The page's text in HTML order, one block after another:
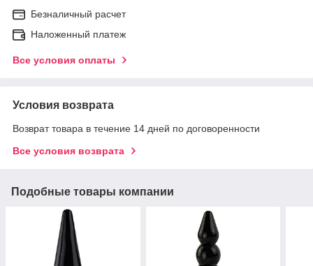
Безналичный расчет
Наложенный платеж
Все условия оплаты
Условия возврата
Возврат товара в течение 14 дней по договоренности
Все условия возврата
Подобные товары компании